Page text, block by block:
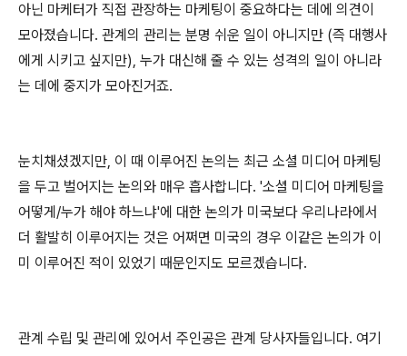
아닌 마케터가 직접 관장하는 마케팅이 중요하다는 데에 의견이
모아졌습니다. 관계의 관리는 분명 쉬운 일이 아니지만 (즉 대행사
에게 시키고 싶지만), 누가 대신해 줄 수 있는 성격의 일이 아니라
는 데에 중지가 모아진거죠.
눈치채셨겠지만, 이 때 이루어진 논의는 최근 소셜 미디어 마케팅
을 두고 벌어지는 논의와 매우 흡사합니다. '소셜 미디어 마케팅을
어떻게/누가 해야 하느냐'에 대한 논의가 미국보다 우리나라에서
더 활발히 이루어지는 것은 어쩌면 미국의 경우 이같은 논의가 이
미 이루어진 적이 있었기 때문인지도 모르겠습니다.
관계 수립 및 관리에 있어서 주인공은 관계 당사자들입니다. 여기